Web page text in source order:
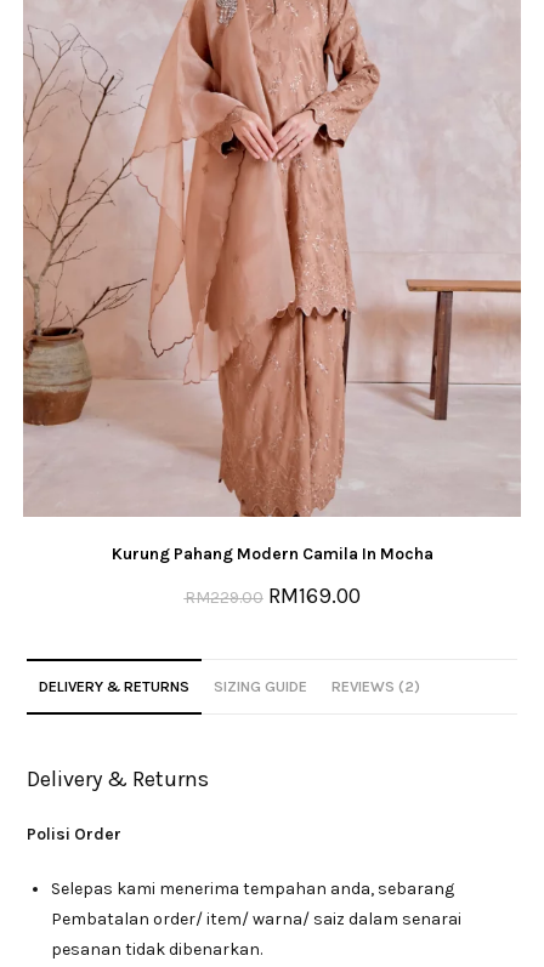
Kurung Pahang Modern Camila In Mocha
RM229.00 RM169.00
DELIVERY & RETURNS SIZING GUIDE REVIEWS (2)
Delivery & Returns
Polisi Order
Selepas kami menerima tempahan anda, sebarang
Pembatalan order/ item/ warna/ saiz dalam senarai
pesanan tidak dibenarkan.